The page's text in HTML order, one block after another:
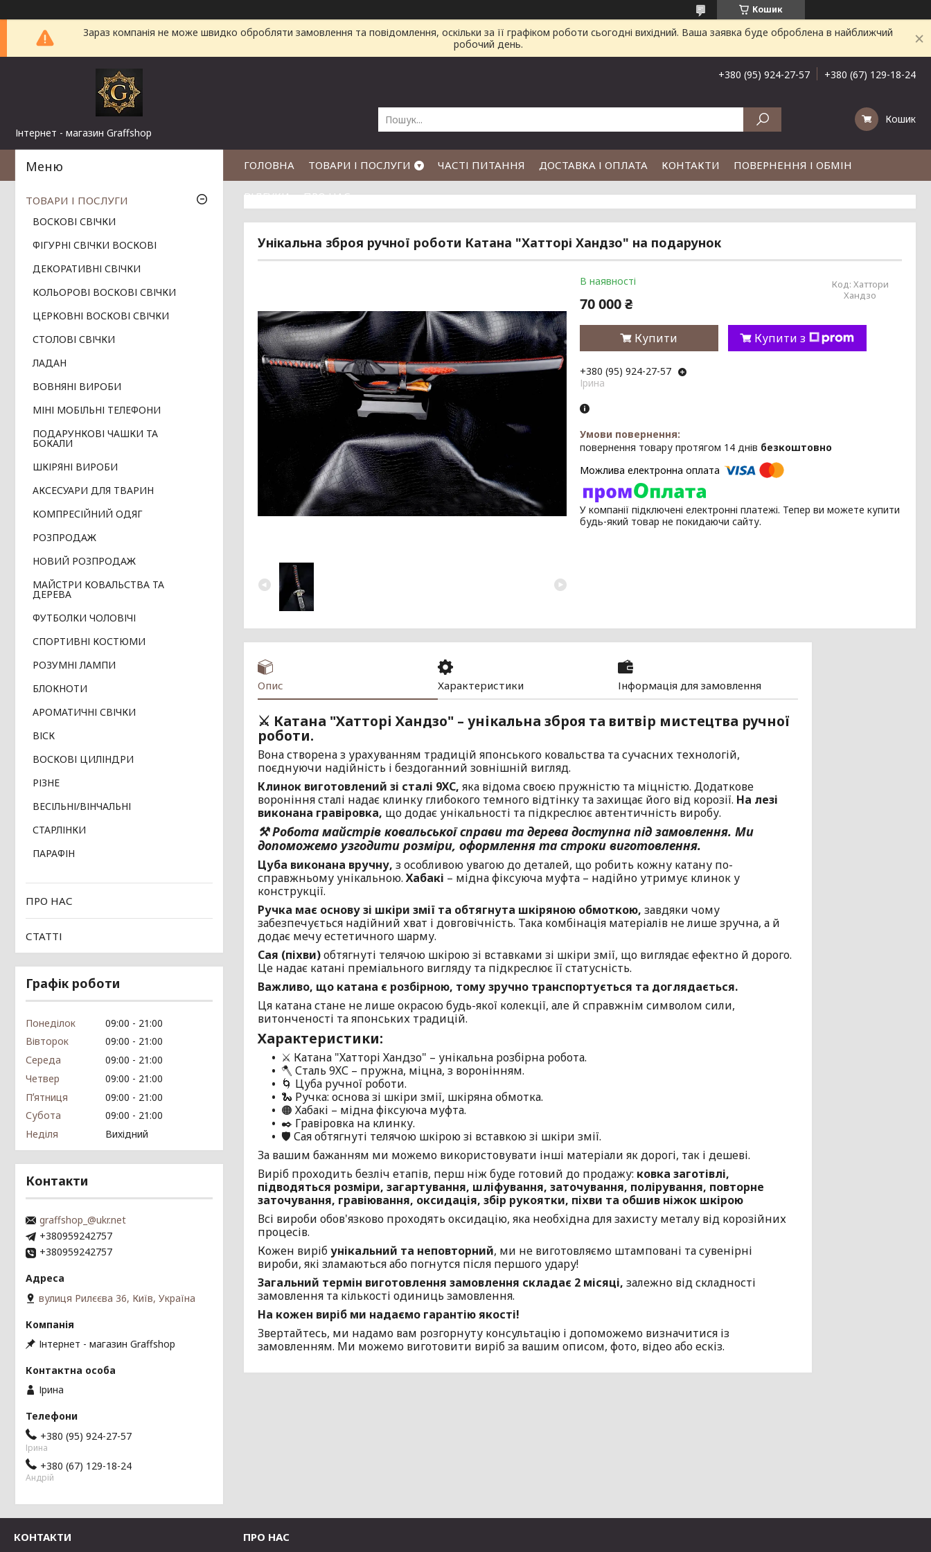
Кошик
Зараз компанія не може швидко обробляти замовлення та повідомлення, оскільки за її графіком роботи сьогодні вихідний. Ваша заявка буде оброблена в найближчий
робочий день.
Інтернет - магазин Graffshop
+380 (95) 924-27-57 +380 (67) 129-18-24
Кошик
ГОЛОВНА ТОВАРИ І ПОСЛУГИ ЧАСТІ ПИТАННЯ ДОСТАВКА І ОПЛАТА КОНТАКТИ ПОВЕРНЕННЯ І ОБМІН
ВІДГУКИ ПРО НАС
Унікальна зброя ручної роботи Катана "Хатторі Хандзо" на подарунок
В наявності Код: Хаттори
Хандзо
70 000 ₴
Купити Купити з
+380 (95) 924-27-57
Ірина
повернення товару протягом 14 днів безкоштовно
У компанії підключені електронні платежі. Тепер ви можете купити
будь-який товар не покидаючи сайту.
Опис Характеристики Інформація для замовлення
⚔️ Катана "Хатторі Хандзо" – унікальна зброя та витвір мистецтва ручної
роботи.
Вона створена з урахуванням традицій японського ковальства та сучасних технологій,
поєднуючи надійність і бездоганний зовнішній вигляд.
Клинок виготовлений зі сталі 9ХС, яка відома своєю пружністю та міцністю. Додаткове
вороніння сталі надає клинку глибокого темного відтінку та захищає його від корозії. На лезі
виконана гравіровка, що додає унікальності та підкреслює автентичність виробу.
⚒ Робота майстрів ковальської справи та дерева доступна під замовлення. Ми
допоможемо узгодити розміри, оформлення та строки виготовлення.
Цуба виконана вручну, з особливою увагою до деталей, що робить кожну катану по-
справжньому унікальною.Хабакі – мідна фіксуюча муфта – надійно утримує клинок у
конструкції.
Ручка має основу зі шкіри змії та обтягнута шкіряною обмоткою, завдяки чому
забезпечується надійний хват і довговічність. Така комбінація матеріалів не лише зручна, а й
додає мечу естетичного шарму.
Сая (піхви)обтягнуті телячою шкірою зі вставками зі шкіри змії, що виглядає ефектно й дорого.
Це надає катані преміального вигляду та підкреслює її статусність.
Важливо, що катана є розбірною, тому зручно транспортується та доглядається.
Ця катана стане не лише окрасою будь-якої колекції, але й справжнім символом сили,
витонченості та японських традицій.
Характеристики:
⚔️ Катана "Хатторі Хандзо" – унікальна розбірна робота.
🪓 Сталь 9ХС – пружна, міцна, з воронінням.
🌀 Цуба ручної роботи.
🐍 Ручка: основа зі шкіри змії, шкіряна обмотка.
🟠 Хабакі – мідна фіксуюча муфта.
✒️ Гравіровка на клинку.
🛡️ Сая обтягнуті телячою шкірою зі вставкою зі шкіри змії.
За вашим бажанням ми можемо використовувати інші матеріали як дорогі, так і дешеві.
Виріб проходить безліч етапів, перш ніж буде готовий до продажу: ковка заготівлі,
підводяться розміри, загартування, шліфування, заточування, полірування, повторне
заточування, гравіювання, оксидація, збір рукоятки, піхви та обшив ніжок шкірою
Всі вироби обов'язково проходять оксидацію, яка необхідна для захисту металу від корозійних
процесів.
Кожен вирібунікальний та неповторний, ми не виготовляємо штамповані та сувенірні
вироби, які зламаються або погнутся після першого удару!
Загальний термін виготовлення замовлення складає 2 місяці, залежно від складності
замовлення та кількості одиниць замовлення.
На кожен виріб ми надаємо гарантію якості!
Звертайтесь, ми надамо вам розгорнуту консультацію і допоможемо визначитися із
замовленням. Ми можемо виготовити виріб за вашим описом, фото, відео або ескіз.
ТОВАРИ І ПОСЛУГИ
ВОСКОВІ СВІЧКИ
ФІГУРНІ СВІЧКИ ВОСКОВІ
ДЕКОРАТИВНІ СВІЧКИ
КОЛЬОРОВІ ВОСКОВІ СВІЧКИ
ЦЕРКОВНІ ВОСКОВІ СВІЧКИ
СТОЛОВІ СВІЧКИ
ЛАДАН
ВОВНЯНІ ВИРОБИ
МІНІ МОБІЛЬНІ ТЕЛЕФОНИ
ПОДАРУНКОВІ ЧАШКИ ТА
БОКАЛИ
ШКІРЯНІ ВИРОБИ
АКСЕСУАРИ ДЛЯ ТВАРИН
КОМПРЕСІЙНИЙ ОДЯГ
РОЗПРОДАЖ
НОВИЙ РОЗПРОДАЖ
МАЙСТРИ КОВАЛЬСТВА ТА
ДЕРЕВА
ФУТБОЛКИ ЧОЛОВІЧІ
СПОРТИВНІ КОСТЮМИ
РОЗУМНІ ЛАМПИ
БЛОКНОТИ
АРОМАТИЧНІ СВІЧКИ
ВІСК
ВОСКОВІ ЦИЛІНДРИ
РІЗНЕ
ВЕСІЛЬНІ/ВІНЧАЛЬНІ
СТАРЛІНКИ
ПАРАФІН
ПРО НАС
СТАТТІ
Графік роботи
Понеділок 09:00
21:00
Вівторок
09:00
21:00
Середа
09:00
21:00
Четвер
09:00
21:00
Пʼятниця
09:00
21:00
Субота
09:00
21:00
Неділя
Вихідний
Контакти
graffshop_@ukr.net
+380959242757
+380959242757
вулиця Рилєєва 36, Київ, Україна
Інтернет - магазин Graffshop
Ірина
+380 (95) 924-27-57
Ірина
+380 (67) 129-18-24
Андрій
КОНТАКТИ ПРО НАС